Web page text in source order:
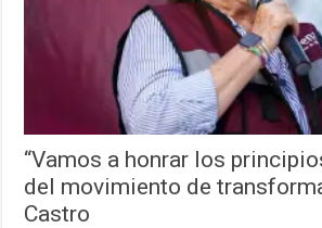
“Vamos a honrar los
del movimiento de
Castro